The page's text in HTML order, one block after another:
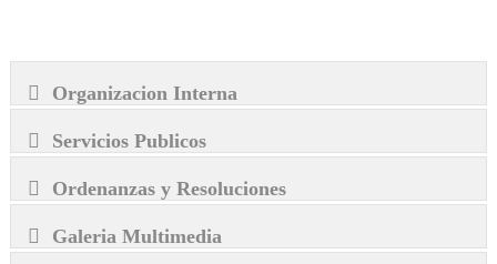
Organizacion Interna
Servicios Publicos
Ordenanzas y Resoluciones
Galeria Multimedia